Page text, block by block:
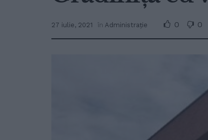
27 iulie, 2021 în Administrație 0 0